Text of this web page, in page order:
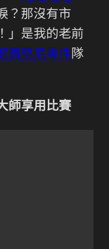
？那沒有市
」是我的老前
寶堅尼零件隊
師享用比賽